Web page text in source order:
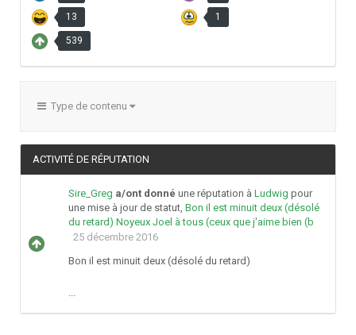
13 1
539
Type de contenu
ACTIVITÉ DE RÉPUTATION
Sire_Greg a/ont donné une réputation à Ludwig pour
une mise à jour de statut, Bon il est minuit deux (désolé
du retard) Noyeux Joel à tous (ceux que j'aime bien (b
25 décembre 2016
Bon il est minuit deux (désolé du retard)
...